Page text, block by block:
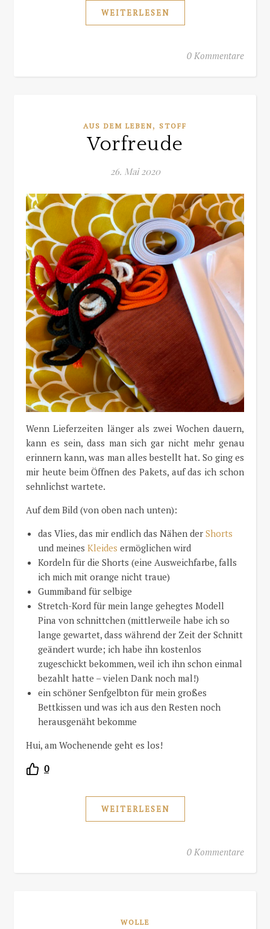
WEITERLESEN
0 Kommentare
AUS DEM LEBEN, STOFF
Vorfreude
26. Mai 2020
Wenn Lieferzeiten länger als zwei Wochen dauern,
kann es sein, dass man sich gar nicht mehr genau
erinnern kann, was man alles bestellt hat. So ging es
mir heute beim Öffnen des Pakets, auf das ich schon
sehnlichst wartete.
Auf dem Bild (von oben nach unten):
das Vlies, das mir endlich das Nähen der Shorts
und meines Kleides ermöglichen wird
Kordeln für die Shorts (eine Ausweichfarbe, falls
ich mich mit orange nicht traue)
Gummiband für selbige
Stretch-Kord für mein lange gehegtes Modell
Pina von schnittchen (mittlerweile habe ich so
lange gewartet, dass während der Zeit der Schnitt
geändert wurde; ich habe ihn kostenlos
zugeschickt bekommen, weil ich ihn schon einmal
bezahlt hatte – vielen Dank noch mal!)
ein schöner Senfgelbton für mein großes
Bettkissen und was ich aus den Resten noch
herausgenäht bekomme
Hui, am Wochenende geht es los!
0
WEITERLESEN
0 Kommentare
WOLLE